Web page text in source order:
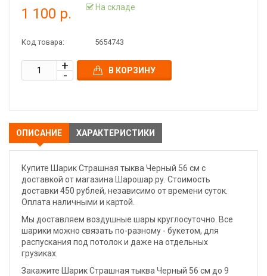
1 100 р. На складе
Код товара: 5654743
В КОРЗИНУ
ОПИСАНИЕ ХАРАКТЕРИСТИКИ
Купите Шарик Страшная тыква Черный 56 см с
доставкой от магазина Шарошар.ру. Стоимость
доставки 450 рублей, независимо от времени суток.
Оплата наличными и картой.
Мы доставляем воздушные шары круглосуточно. Все
шарики можно связать по-разному - букетом, для
распускания под потолок и даже на отдельных
грузиках.
Закажите Шарик Страшная тыква Черный 56 см до 9